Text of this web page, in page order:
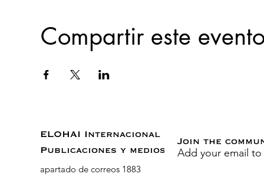
Compartir este
ELOHAI Internacional
Publicaciones y medios
apartado de correos 1883
Join the
Add your email